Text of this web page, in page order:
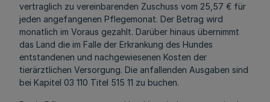
vertraglich zu vereinbarenden Zuschuss vom 25,57 € für
jeden angefangenen Pflegemonat. Der Betrag wird
monatlich im Voraus gezahlt. Darüber hinaus übernimmt
das Land die im Falle der Erkrankung des Hundes
entstandenen und nachgewiesenen Kosten der
tierärztlichen Versorgung. Die anfallenden Ausgaben sind
bei Kapitel 03 110 Titel 515 11 zu buchen.